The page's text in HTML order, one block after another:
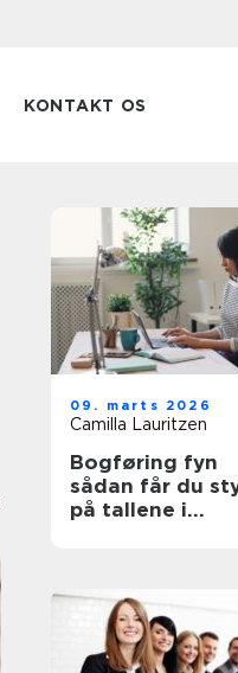
KONTAKT OS
09. marts 2026
Camilla Lauritzen
Bogføring fyn
sådan får du
på tallene i